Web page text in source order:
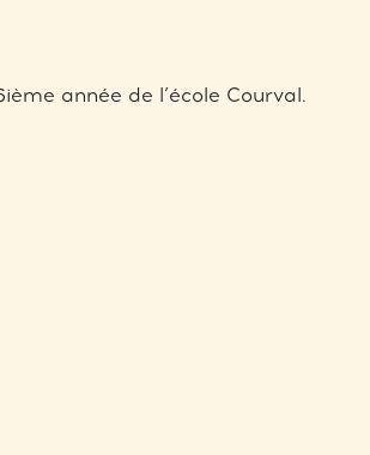
année de l’école Courval.